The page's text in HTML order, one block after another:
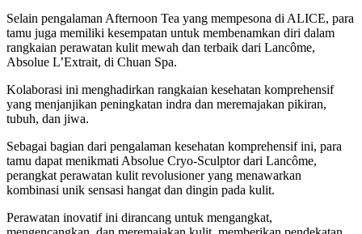
Selain pengalaman Afternoon Tea yang mempesona di ALICE, para
tamu juga memiliki kesempatan untuk membenamkan diri dalam
rangkaian perawatan kulit mewah dan terbaik dari Lancôme,
Absolue L’Extrait, di Chuan Spa.
Kolaborasi ini menghadirkan rangkaian kesehatan komprehensif
yang menjanjikan peningkatan indra dan meremajakan pikiran,
tubuh, dan jiwa.
Sebagai bagian dari pengalaman kesehatan komprehensif ini, para
tamu dapat menikmati Absolue Cryo-Sculptor dari Lancôme,
perangkat perawatan kulit revolusioner yang menawarkan
kombinasi unik sensasi hangat dan dingin pada kulit.
Perawatan inovatif ini dirancang untuk mengangkat,